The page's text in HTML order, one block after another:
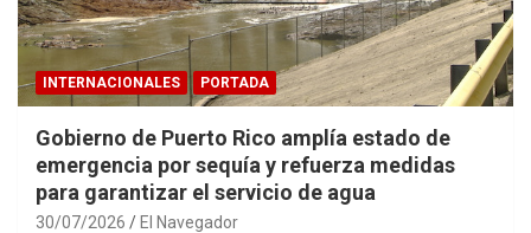
INTERNACIONALES PORTADA
Gobierno de Puerto Rico amplía estado de
emergencia por sequía y refuerza medidas
para garantizar el servicio de agua
30/07/2026 El Navegador